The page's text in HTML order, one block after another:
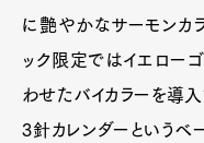
に艶やかなサーモンカ
ック限定ではイエロー
わせたバイカラーを導入
3針カレンダーというベ